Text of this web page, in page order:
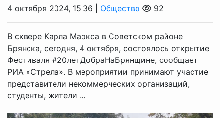
4 октября 2024, 15:36 | Общество 92
В сквере Карла Маркса в Советском районе
Брянска, сегодня, 4 октября, состоялось открытие
Фестиваля #20летДобраНаБрянщине, сообщает
РИА «Стрела». В мероприятии принимают участие
представители некоммерческих организаций,
студенты, жители ...